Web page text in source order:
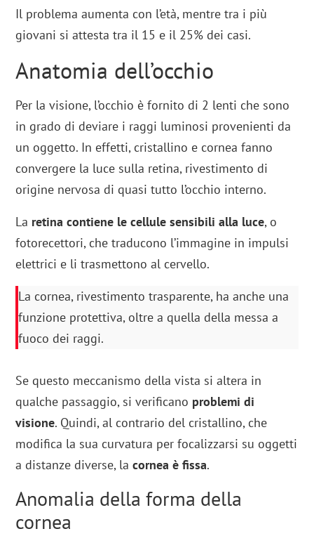
Il problema aumenta con l’età, mentre tra i più
giovani si attesta tra il 15 e il 25% dei casi.
Anatomia dell’occhio
Per la visione, l’occhio è fornito di 2 lenti che sono
in grado di deviare i raggi luminosi provenienti da
un oggetto. In effetti, cristallino e cornea fanno
convergere la luce sulla retina, rivestimento di
origine nervosa di quasi tutto l’occhio interno.
La retina contiene le cellule sensibili alla luce, o
fotorecettori, che traducono l’immagine in impulsi
elettrici e li trasmettono al cervello.
La cornea, rivestimento trasparente, ha anche una
funzione protettiva, oltre a quella della messa a
fuoco dei raggi.
Se questo meccanismo della vista si altera in
qualche passaggio, si verificano problemi di
visione. Quindi, al contrario del cristallino, che
modifica la sua curvatura per focalizzarsi su oggetti
a distanze diverse, lacornea è fissa.
Anomalia della forma della
cornea